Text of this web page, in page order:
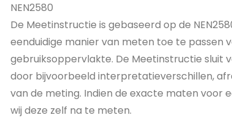
NEN2580
De Meetinstructie is gebaseerd op de
eenduidige manier van meten toe te passen
gebruiksoppervlakte. De Meetinstructie sluit
door bijvoorbeeld interpretatieverschillen,
van de meting. Indien de exacte maten voor
wij deze zelf na te meten.